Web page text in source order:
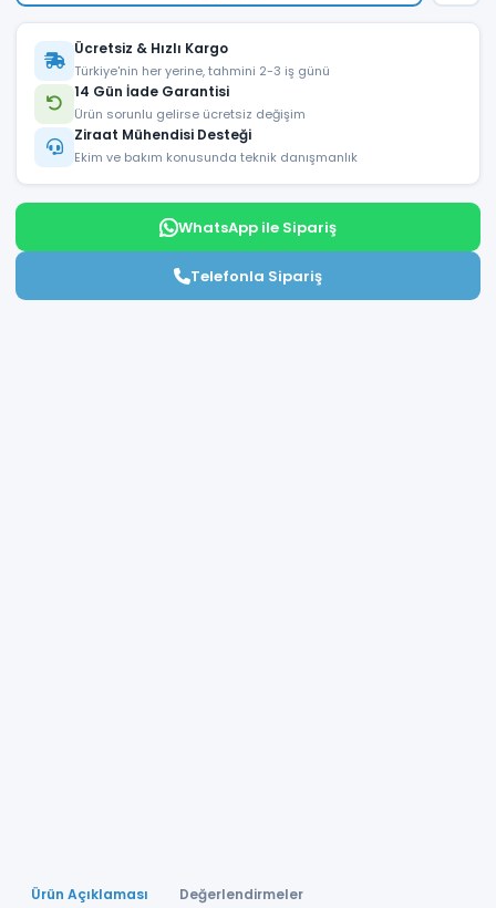
Ücretsiz & Hızlı Kargo
Türkiye'nin her yerine, tahmini 2-3 iş günü
14 Gün İade Garantisi
Ürün sorunlu gelirse ücretsiz değişim
Ziraat Mühendisi Desteği
Ekim ve bakım konusunda teknik danışmanlık
WhatsApp ile Sipariş
Telefonla Sipariş
Ürün Açıklaması Değerlendirmeler